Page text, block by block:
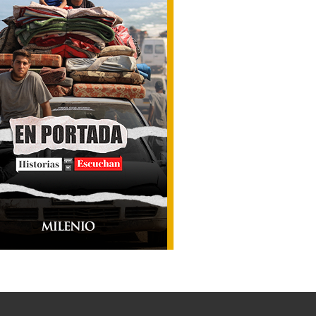
aguacate michoacano